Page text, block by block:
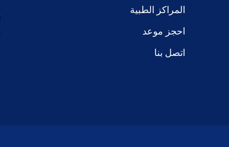
المراكز الطبية
احجز موعد
اتصل بنا